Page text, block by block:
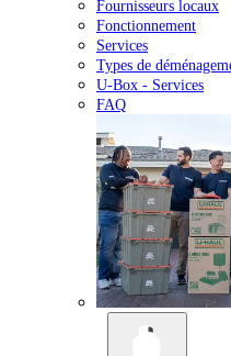
Fournisseurs locaux
Fonctionnement
Services
Types de
U-Box - Services
FAQ